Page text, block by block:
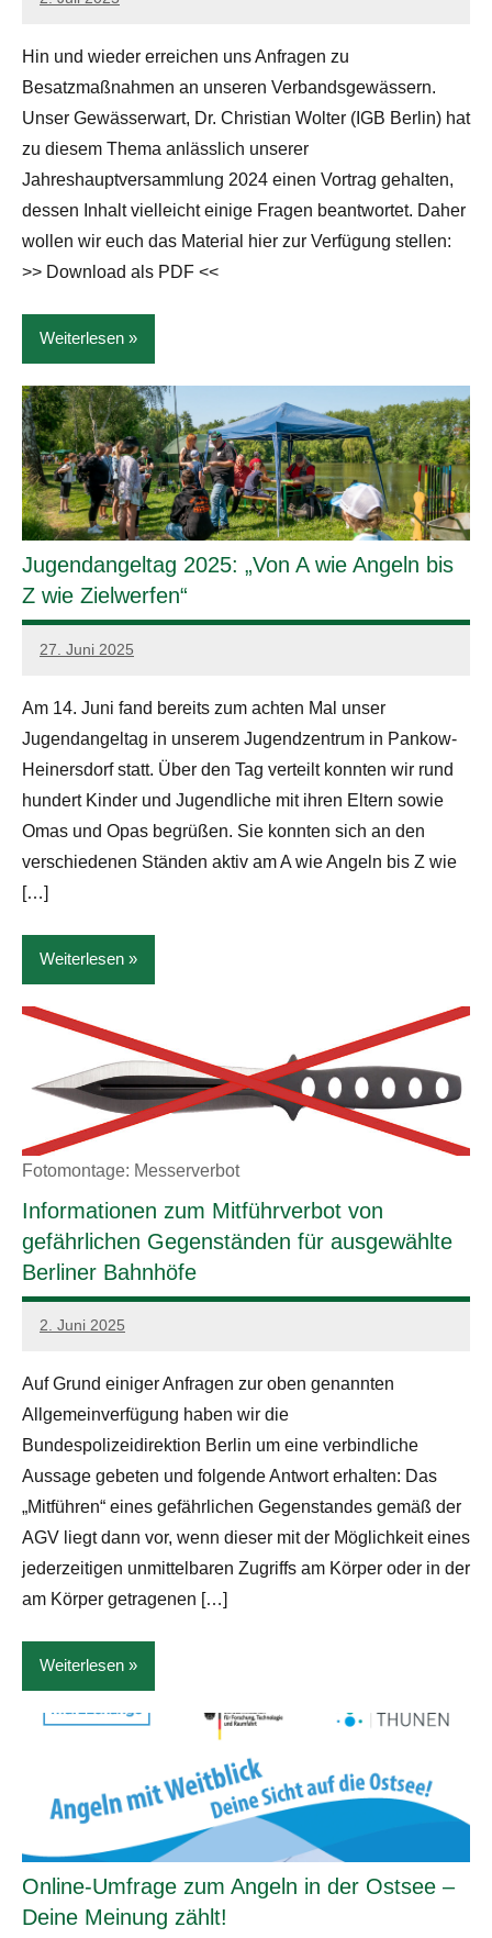
admin
Hin und wieder erreichen uns Anfragen zu
Besatzmaßnahmen an unseren Verbandsgewässern.
Unser Gewässerwart, Dr. Christian Wolter (IGB Berlin) hat
zu diesem Thema anlässlich unserer
Jahreshauptversammlung 2024 einen Vortrag gehalten,
dessen Inhalt vielleicht einige Fragen beantwortet. Daher
wollen wir euch das Material hier zur Verfügung stellen:
>> Download als PDF <<
Weiterlesen
News
Jugendangeltag 2025: „Von A wie Angeln bis
Z wie Zielwerfen“
27. Juni 2025
admin
Am 14. Juni fand bereits zum achten Mal unser
Jugendangeltag in unserem Jugendzentrum in Pankow-
Heinersdorf statt. Über den Tag verteilt konnten wir rund
hundert Kinder und Jugendliche mit ihren Eltern sowie
Omas und Opas begrüßen. Sie konnten sich an den
verschiedenen Ständen aktiv am A wie Angeln bis Z wie
[…]
Weiterlesen
News
Fotomontage: Messerverbot
Informationen zum Mitführverbot von
gefährlichen Gegenständen für ausgewählte
Berliner Bahnhöfe
2. Juni 2025
admin
Auf Grund einiger Anfragen zur oben genannten
Allgemeinverfügung haben wir die
Bundespolizeidirektion Berlin um eine verbindliche
Aussage gebeten und folgende Antwort erhalten: Das
„Mitführen“ eines gefährlichen Gegenstandes gemäß der
AGV liegt dann vor, wenn dieser mit der Möglichkeit eines
jederzeitigen unmittelbaren Zugriffs am Körper oder in der
am Körper getragenen […]
Weiterlesen
Online-Umfrage zum Angeln in der Ostsee –
Deine Meinung zählt!